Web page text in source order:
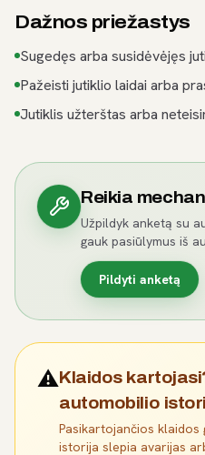
Dažnos priežastys
Sugedęs arba susidėvėjęs
Pažeisti jutiklio laidai arba
Jutiklis užterštas arba
Reikia
Užpildyk anketą su
gauk pasiūlymus iš
Pildyti anketą
⚠️Klaidos
automobilio
Pasikartojančios
istorija slepia avarijas